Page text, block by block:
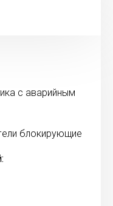
с аварийным
блокирующие